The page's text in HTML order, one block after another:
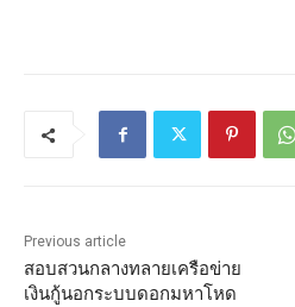
Previous article
สอบสวนกลางทลายเครือข่าย
เงินกู้นอกระบบดอกมหาโหด